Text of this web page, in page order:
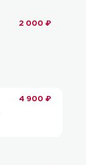
2 000 ₽
4 900 ₽